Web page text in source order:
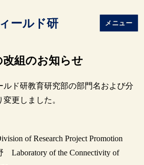
ールド研 メニュー
組のお知らせ
ルド研教育研究部の部門名および分
更しました。
of Research Project Promotion
of the Connectivity of